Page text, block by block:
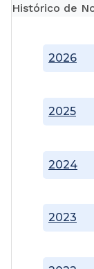
Histórico de
2023
2024
2025
2026